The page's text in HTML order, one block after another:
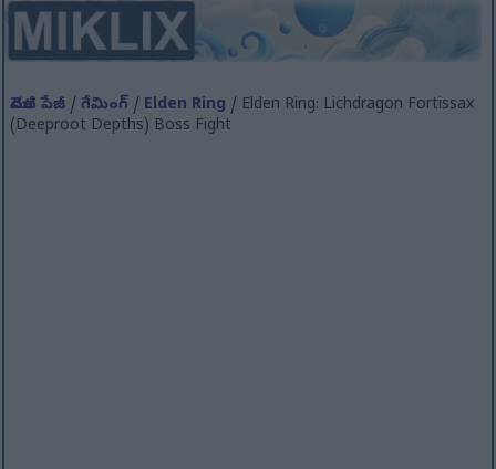
మొదటి పేజీ /గేమింగ్ / Elden Ring / Elden Ring: Lichdragon Fortissax
(Deeproot Depths) Boss Fight